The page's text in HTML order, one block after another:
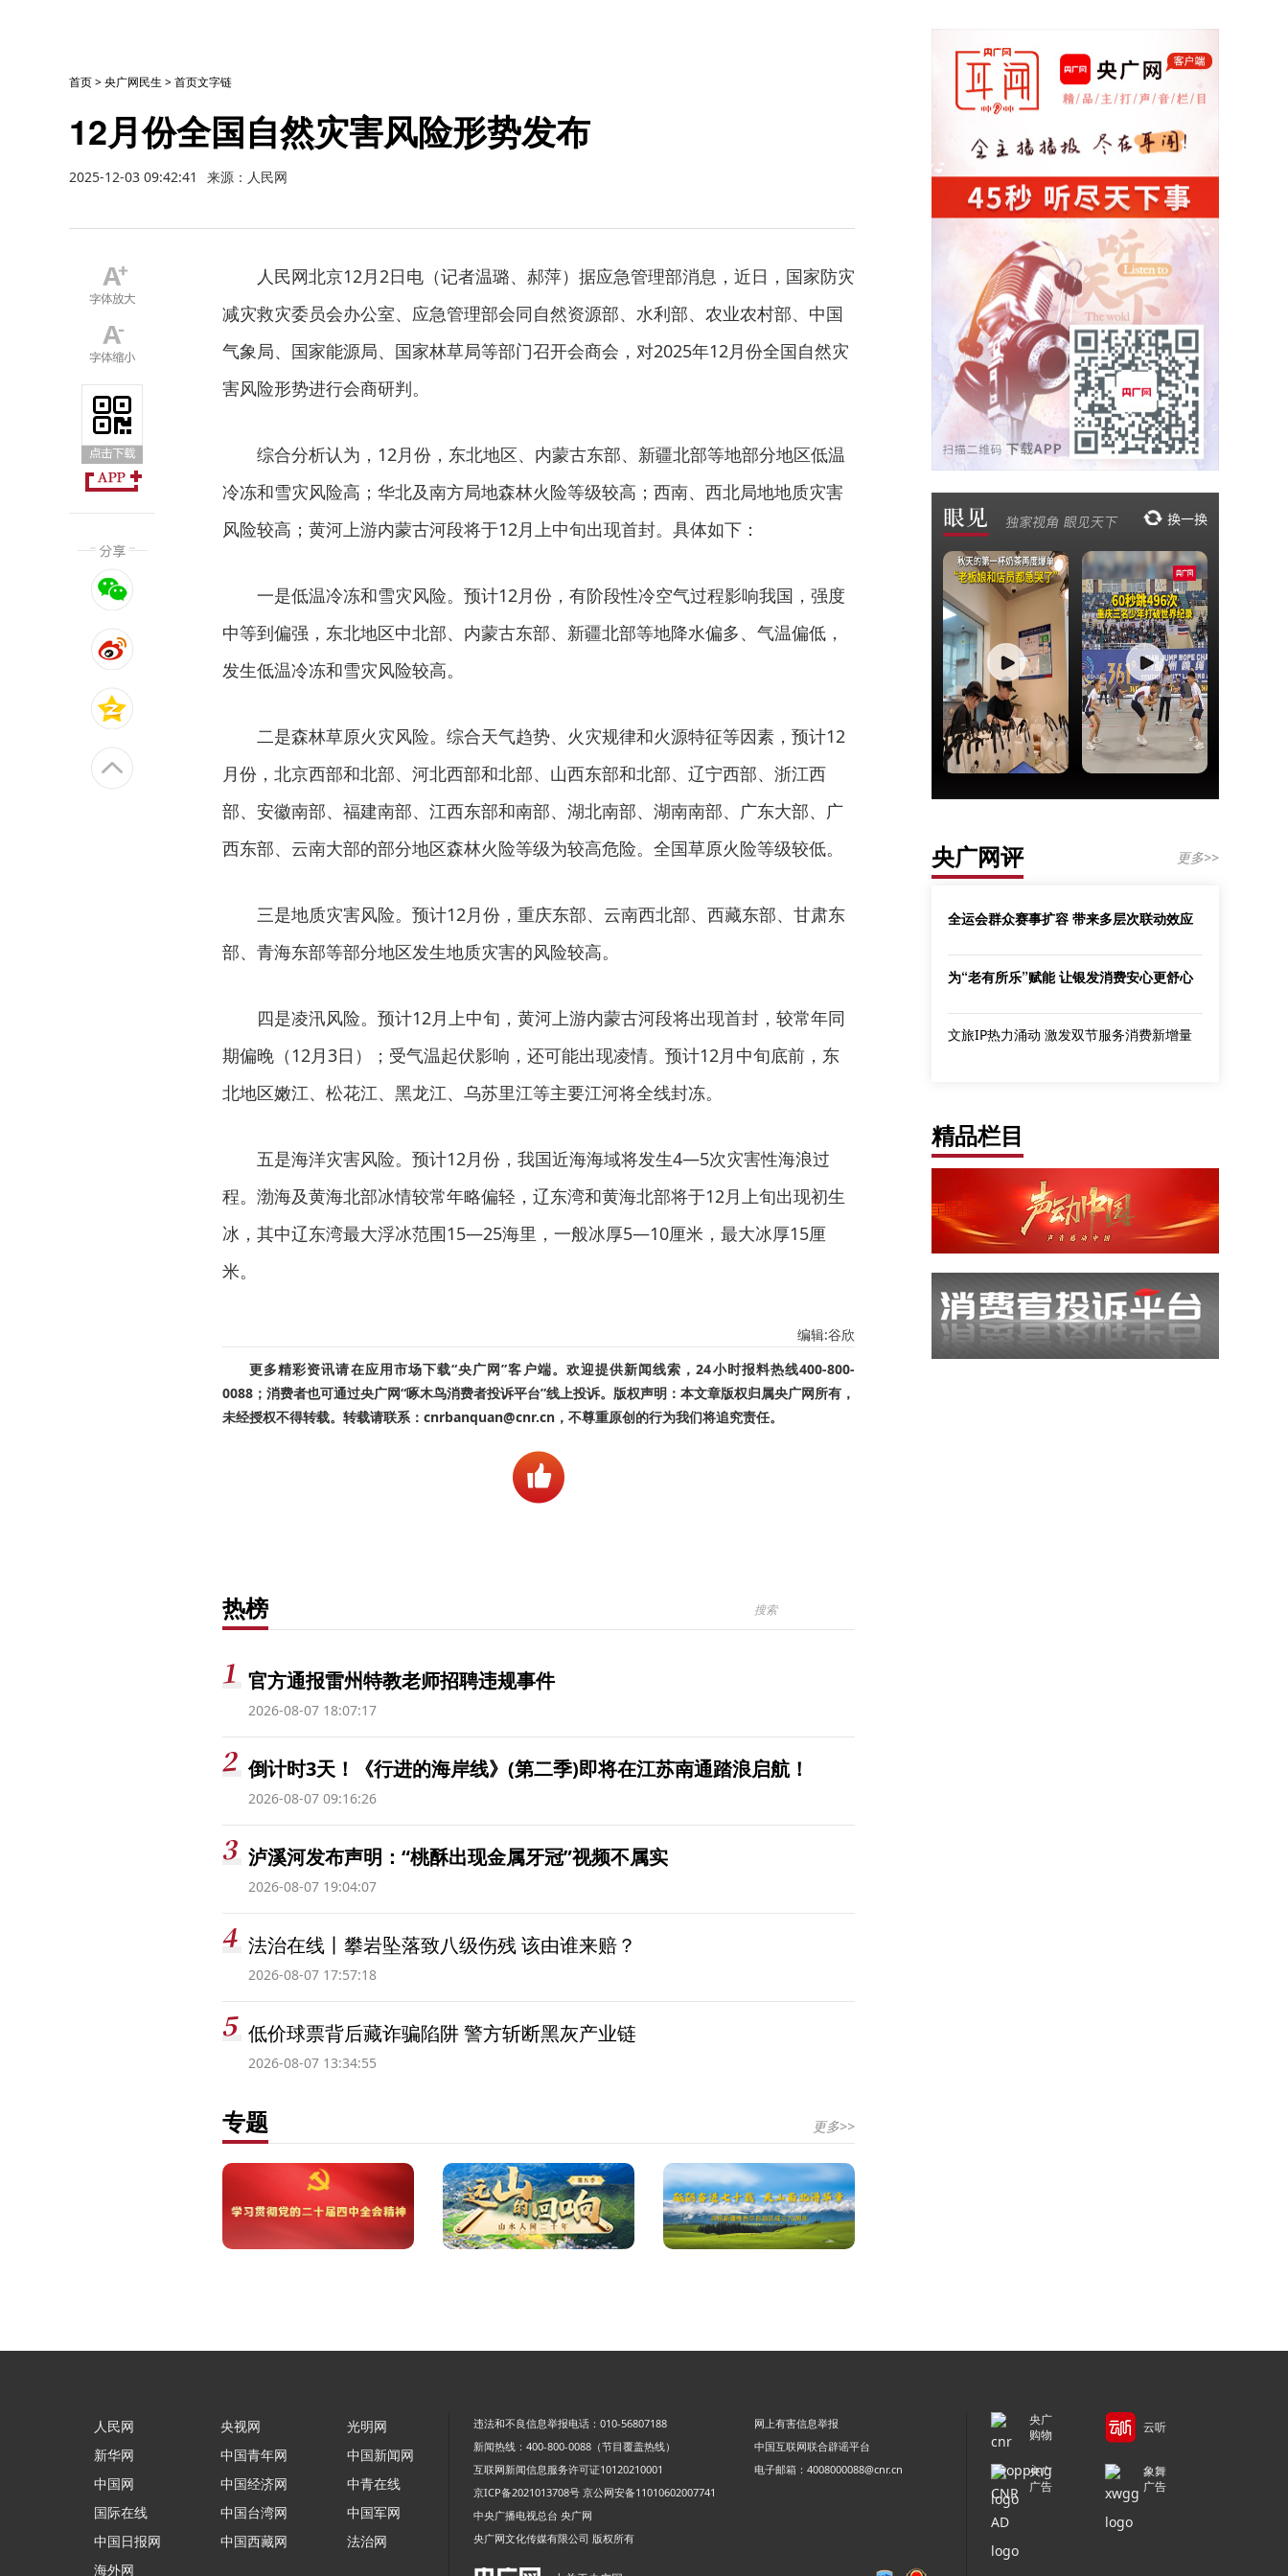
首页>央广网民生 >首页文字链
12月份全国自然灾害风险形势发布
2025-12-03 09:42:41 来源：人民网
人民网北京12月2日电（记者温璐、郝萍）据应急管理部消息，近日，国家防灾
减灾救灾委员会办公室、应急管理部会同自然资源部、水利部、农业农村部、中国
气象局、国家能源局、国家林草局等部门召开会商会，对2025年12月份全国自然灾
害风险形势进行会商研判。
综合分析认为，12月份，东北地区、内蒙古东部、新疆北部等地部分地区低温
冷冻和雪灾风险高；华北及南方局地森林火险等级较高；西南、西北局地地质灾害
风险较高；黄河上游内蒙古河段将于12月上中旬出现首封。具体如下：
一是低温冷冻和雪灾风险。预计12月份，有阶段性冷空气过程影响我国，强度
中等到偏强，东北地区中北部、内蒙古东部、新疆北部等地降水偏多、气温偏低，
发生低温冷冻和雪灾风险较高。
二是森林草原火灾风险。综合天气趋势、火灾规律和火源特征等因素，预计12
月份，北京西部和北部、河北西部和北部、山西东部和北部、辽宁西部、浙江西
部、安徽南部、福建南部、江西东部和南部、湖北南部、湖南南部、广东大部、广
西东部、云南大部的部分地区森林火险等级为较高危险。全国草原火险等级较低。
三是地质灾害风险。预计12月份，重庆东部、云南西北部、西藏东部、甘肃东
部、青海东部等部分地区发生地质灾害的风险较高。
四是凌汛风险。预计12月上中旬，黄河上游内蒙古河段将出现首封，较常年同
期偏晚（12月3日）；受气温起伏影响，还可能出现凌情。预计12月中旬底前，东
北地区嫩江、松花江、黑龙江、乌苏里江等主要江河将全线封冻。
五是海洋灾害风险。预计12月份，我国近海海域将发生4—5次灾害性海浪过
程。渤海及黄海北部冰情较常年略偏轻，辽东湾和黄海北部将于12月上旬出现初生
冰，其中辽东湾最大浮冰范围15—25海里，一般冰厚5—10厘米，最大冰厚15厘
米。
编辑:谷欣
更多精彩资讯请在应用市场下载“央广网”客户端。欢迎提供新闻线索，24小时报料热线400-800-
0088；消费者也可通过央广网“啄木鸟消费者投诉平台”线上投诉。版权声明：本文章版权归属央广网所有，
未经授权不得转载。转载请联系：cnrbanquan@cnr.cn，不尊重原创的行为我们将追究责任。
热榜
官方通报雷州特教老师招聘违规事件
2026-08-07 18:07:17
倒计时3天！《行进的海岸线》(第二季)即将在江苏南通踏浪启航！
2026-08-07 09:16:26
泸溪河发布声明：“桃酥出现金属牙冠”视频不属实
2026-08-07 19:04:07
法治在线丨攀岩坠落致八级伤残 该由谁来赔？
2026-08-07 17:57:18
低价球票背后藏诈骗陷阱 警方斩断黑灰产业链
2026-08-07 13:34:55
专题 更多>>
央广网评 更多>>
全运会群众赛事扩容 带来多层次联动效应
为“老有所乐”赋能 让银发消费安心更舒心
文旅IP热力涌动 激发双节服务消费新增量
精品栏目
人民网
新华网
中国网
国际在线
中国日报网
海外网
央视网
中国青年网
中国经济网
中国台湾网
中国西藏网
光明网
中国新闻网
中青在线
中国军网
法治网
违法和不良信息举报电话：010-56807188
网上有害信息举报
新闻热线：400-800-0088（节目覆盖热线）
中国互联网联合辟谣平台
互联网新闻信息服务许可证10120210001
电子邮箱：4008000088@cnr.cn
京ICP备2021013708号 京公网安备11010602007741
中央广播电视总台 央广网
央广网文化传媒有限公司 版权所有
央广
购物
云听
央广
广告
象舞
广告